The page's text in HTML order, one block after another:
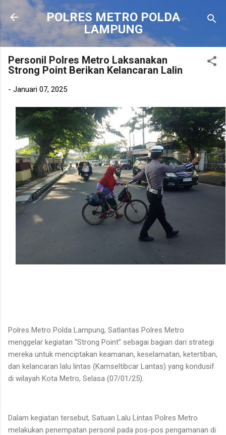
Langsung ke konten utama
POLRES METRO POLDA
LAMPUNG
Personil Polres Metro Laksanakan
Strong Point Berikan Kelancaran Lalin
- Januari 07, 2025
Polres Metro Polda Lampung, Satlantas Polres Metro
menggelar kegiatan “Strong Point” sebagai bagian dari strategi
mereka untuk menciptakan keamanan, keselamatan, ketertiban,
dan kelancaran lalu lintas (Kamseltibcar Lantas) yang kondusif
di wilayah Kota Metro, Selasa (07/01/25).
Dalam kegiatan tersebut, Satuan Lalu Lintas Polres Metro
melakukan penempatan personil pada pos-pos pengamanan di